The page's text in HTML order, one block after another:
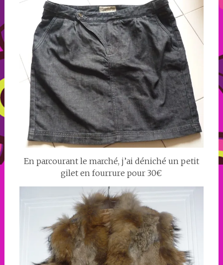
En parcourant le marché, j’ai déniché un petit
gilet en fourrure pour 30€